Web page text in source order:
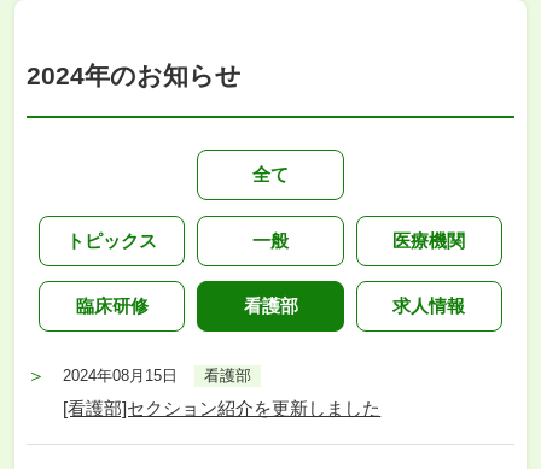
2024年のお知らせ
全て
トピックス 一般 医療機関
臨床研修 看護部 求人情報
2024年08月15日 看護部
[看護部]セクション紹介を更新しました